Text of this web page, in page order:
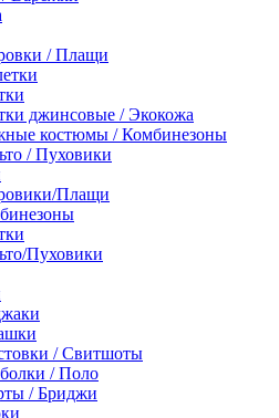
/ Плащи
джинсовые / Экокожа
костюмы / Комбинезоны
/ Пуховики
Плащи
Пуховики
/ Свитшоты
/ Поло
/ Бриджи